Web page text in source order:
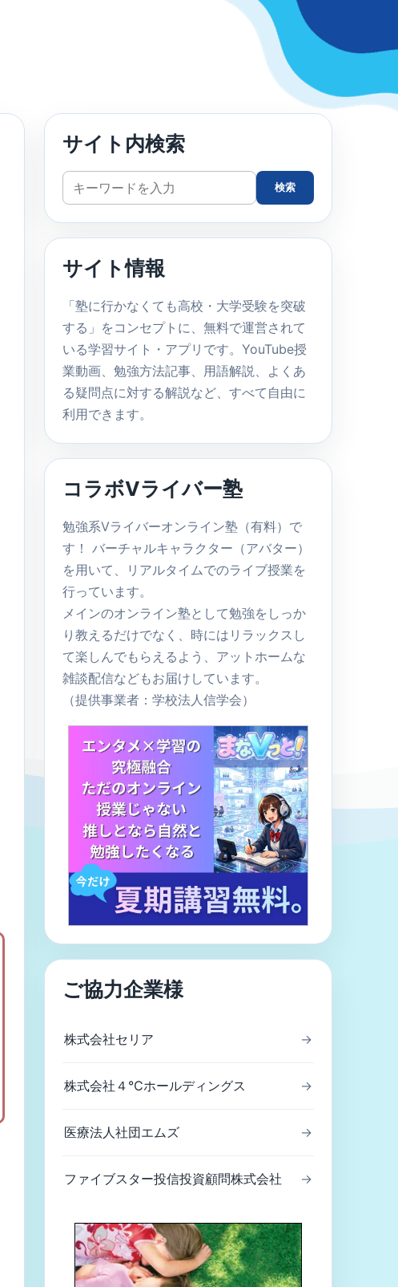
サイト内検索
サ
イ
ト
検
検索
サイト情報
「塾に行かなくても高校・大学受験を突破
する」をコンセプトに、無料で運営されて
いる学習サイト・アプリです。YouTube授
業動画、勉強方法記事、用語解説、よくあ
る疑問点に対する解説など、すべて自由に
利用できます。
コラボVライバー塾
勉強系Vライバーオンライン塾（有料）で
す！ バーチャルキャラクター（アバター）
を用いて、リアルタイムでのライブ授業を
行っています。
メインのオンライン塾として勉強をしっか
り教えるだけでなく、時にはリラックスし
て楽しんでもらえるよう、アットホームな
雑談配信などもお届けしています。
（提供事業者：学校法人信学会）
ご協力企業様
株式会社セリア →
株式会社４℃ホールディングス →
医療法人社団エムズ →
ファイブスター投信投資顧問株式会社 →